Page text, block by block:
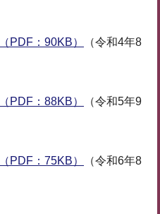
PDF：90KB）
（令和4年8
PDF：88KB）
（令和5年9
PDF：75KB）
（令和6年8